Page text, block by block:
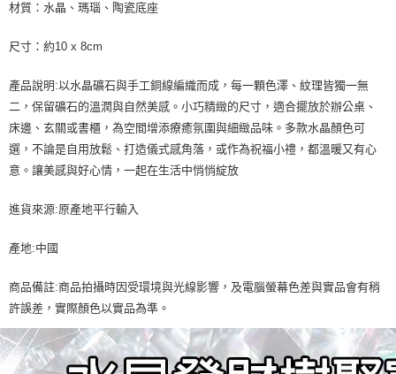
材質：水晶、瑪瑙、陶瓷底座
尺寸：約10 x 8cm
產品說明:以水晶礦石與手工銅線編織而成，每一顆色澤、紋理皆獨一無
二，保留礦石的溫潤與自然美感。小巧精緻的尺寸，適合擺放於辦公桌、
床邊、玄關或書櫃，為空間增添療癒氛圍與細緻品味。多款水晶顏色可
選，不論是自用放鬆、打造儀式感角落，或作為祝福小禮，都溫暖又有心
意。讓美感與好心情，一起在生活中悄悄綻放
進貨來源:原產地平行輸入
產地:中國
商品備註:商品拍攝時因受環境與光線影響，及電腦螢幕色差與實品會有稍
許誤差，實際顏色以實品為準。